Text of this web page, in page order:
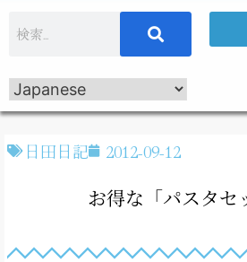
日田日記 2012-09-12
お得な「パスタ